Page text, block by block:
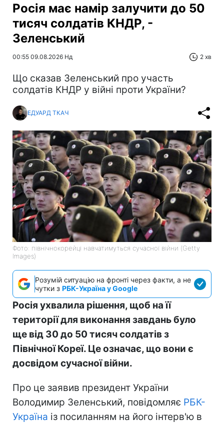
Росія має намір залучити до 50
тисяч солдатів КНДР, -
Зеленський
00:55 09.08.2026 Нд 2 хв
Що сказав Зеленський про участь
солдатів КНДР у війні проти України?
ЕДУАРД ТКАЧ
Фото: північнокорейці навчатимуться сучасної війни (Getty
Images)
Розумій ситуацію на фронті через факти, а не
чутки з РБК-Україна у Google
Росія ухвалила рішення, щоб на її
території для виконання завдань було
ще від 30 до 50 тисяч солдатів з
Північної Кореї. Це означає, що вони є
досвідом сучасної війни.
Про це заявив президент України
Володимир Зеленський, повідомляє РБК-
Україна із посиланням на його інтерв'ю в